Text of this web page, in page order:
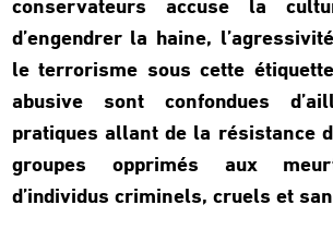
conservateurs accuse la
d’engendrer la haine,
le terrorisme sous cette
abusive sont confondues
pratiques allant de la résistance
groupes opprimés aux
d’individus criminels, cruels et